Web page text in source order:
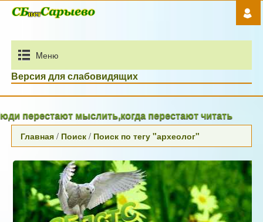
Mеню
Версия для слабовидящих
перестают мыслить,когда перестают читать
Главная / Поиск / Поиск по тегу "археолог"